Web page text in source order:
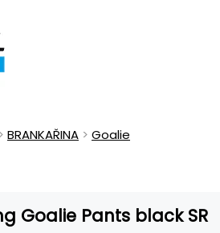
BRANKAŘINA Goalie
Goalie Pants black SR